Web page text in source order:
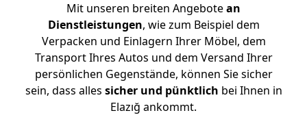
Mit unseren breiten Angebotean
Dienstleistungen, wie zum Beispiel dem
Verpacken und Einlagern Ihrer Möbel, dem
Transport Ihres Autos und dem Versand Ihrer
persönlichen Gegenstände, können Sie sicher
sein, dass alles sicher und pünktlich bei Ihnen in
Elazığ ankommt.